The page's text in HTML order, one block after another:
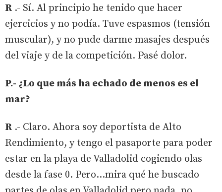
R .- Sí. Al principio he tenido que hacer
ejercicios y no podía. Tuve espasmos (tensión
muscular), y no pude darme masajes después
del viaje y de la competición. Pasé dolor.
P.- ¿Lo que más ha echado de menos es el
mar?
R .- Claro. Ahora soy deportista de Alto
Rendimiento, y tengo el pasaporte para poder
estar en la playa de Valladolid cogiendo olas
desde la fase 0. Pero…mira qué he buscado